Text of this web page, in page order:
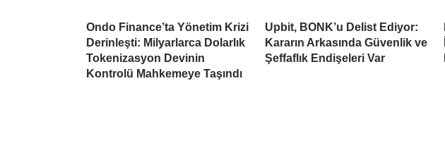
Ondo Finance’ta Yönetim Krizi
Derinleşti: Milyarlarca Dolarlık
Tokenizasyon Devinin
Kontrolü Mahkemeye Taşındı
Upbit, BONK’u Delist Ediyor:
Kararın Arkasında Güvenlik ve
Şeffaflık Endişeleri Var